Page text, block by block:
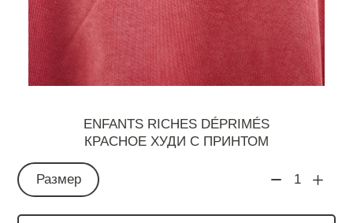
ENFANTS RICHES DÉPRIMÉS
КРАСНОЕ ХУДИ С ПРИНТОМ
Размер 1